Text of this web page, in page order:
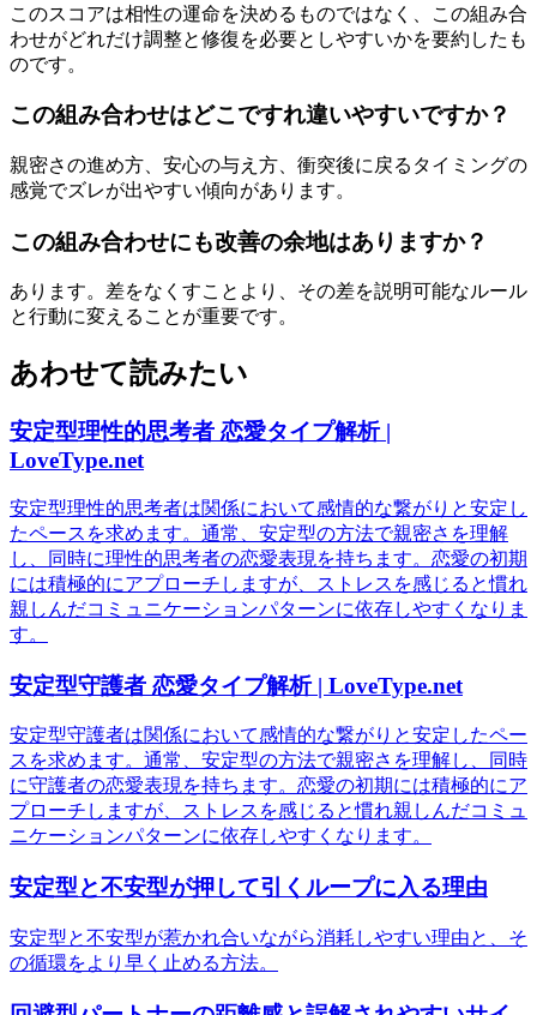
このスコアは相性の運命を決めるものではなく、この組み合
わせがどれだけ調整と修復を必要としやすいかを要約したも
のです。
この組み合わせはどこですれ違いやすいですか？
親密さの進め方、安心の与え方、衝突後に戻るタイミングの
感覚でズレが出やすい傾向があります。
この組み合わせにも改善の余地はありますか？
あります。差をなくすことより、その差を説明可能なルール
と行動に変えることが重要です。
あわせて読みたい
安定型理性的思考者 恋愛タイプ解析 |
LoveType.net
安定型理性的思考者は関係において感情的な繋がりと安定し
たペースを求めます。通常、安定型の方法で親密さを理解
し、同時に理性的思考者の恋愛表現を持ちます。恋愛の初期
には積極的にアプローチしますが、ストレスを感じると慣れ
親しんだコミュニケーションパターンに依存しやすくなりま
す。
安定型守護者 恋愛タイプ解析 | LoveType.net
安定型守護者は関係において感情的な繋がりと安定したペー
スを求めます。通常、安定型の方法で親密さを理解し、同時
に守護者の恋愛表現を持ちます。恋愛の初期には積極的にア
プローチしますが、ストレスを感じると慣れ親しんだコミュ
ニケーションパターンに依存しやすくなります。
安定型と不安型が押して引くループに入る理由
安定型と不安型が惹かれ合いながら消耗しやすい理由と、そ
の循環をより早く止める方法。